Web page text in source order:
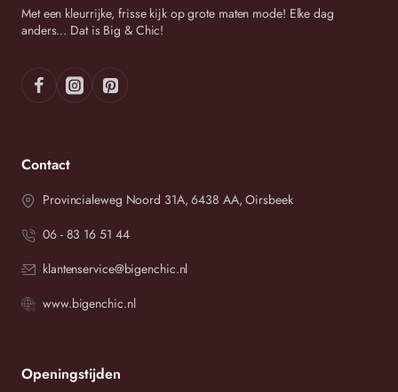
Met een kleurrijke, frisse kijk op grote maten mode! Elke dag
anders... Dat is Big & Chic!
Contact
Provincialeweg Noord 31A, 6438 AA, Oirsbeek
06 - 83 16 51 44
klantenservice@bigenchic.nl
www.bigenchic.nl
Openingstijden